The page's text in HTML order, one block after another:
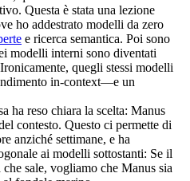
Questa è stata una lezione
ho addestrato modelli da zero
e ricerca semantica. Poi sono
modelli interni sono diventati
quegli stessi modelli
in-context—e un
ha reso chiara la scelta: Manus
contesto. Questo ci permette di
anziché settimane, e ha
ai modelli sottostanti: Se il
sale, vogliamo che Manus sia